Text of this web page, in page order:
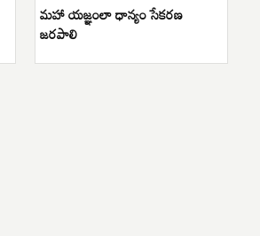
మహా యజ్ఞంలా ధాన్యం సేకరణ
జరపాలి